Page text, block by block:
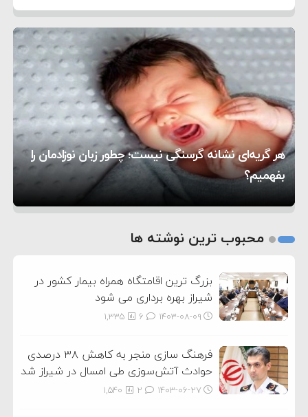
آمریکا
مقام ارشد امنیتی: برنامه گسترده‌ای برای پاسخ به
دیوانگی آمریکا داریم
۷:۱۰
ترامپ دستور حملات جدید علیه ایران را صادر کرد
۵:۴۵
سپاه: دو نفتکش متخلف مورد اصابت قرار گرفته و
متوقف شدند
۱۲:۵۹
ترامپ مدعی توافق تاریخی برای خلع سلاح کامل
حماس شد
۸:۵۷
اعتراض عراقچی به همتای بلغارستانی به دلیل کمک
به آمریکا در حملات به ایران
۱۶:۱۹
کشورهایی که به متجاوزان کمک می کنند پاسخ
سختی خواهند گرفت
۱۰:۱۵
سنتکام پایان تجاوز جدید به ایران را اعلام کرد
۶:۰۵
هر گریه‌ای نشانه گرسنگی نیست؛ چطور زبان نوزادمان را
بفهمیم؟
تغذیه پدر می‌تواند بر سلامت نوزاد تأثیر بگذارد
روی دیگر زندگی
2
محبوب ترین نوشته ها
بزرگ ترین اقامتگاه همراه بیمار کشور در
شیراز بهره برداری می شود
۱۴۰۳-۰۸-۰۹ 1,335
فرهنگ سازی منجر به کاهش ۳۸ درصدی
حوادث آتش‌سوزی طی امسال در شیراز شد
۱۴۰۳-۰۶-۲۷ 1,540